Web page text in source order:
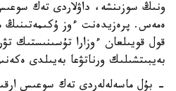
ونىڭ سوزىنشە، داۋلاردى تەك
ەمەس. پرەزيدەنت ءوز
قول قويىلعان ءوزارا تۇسىنىستىك
بەيبىتشىلىك ورناتۋعا بەيىلدى
- بۇل ماسەلەلەردى تەك سوعىس